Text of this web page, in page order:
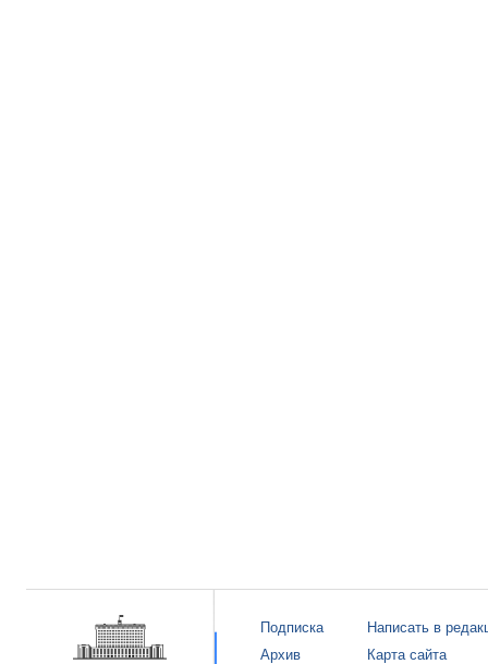
Подписка
Архив
Написать в
Карта сайта